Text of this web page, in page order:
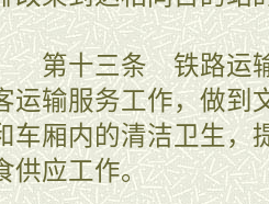
十三条 铁路运输
运输服务工作，做到
车厢内的清洁卫生，
供应工作。